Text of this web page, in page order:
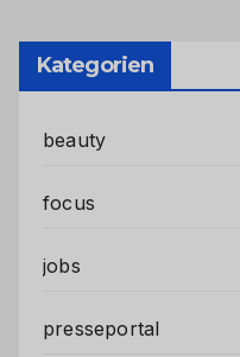
Kategorien
beauty
focus
jobs
presseportal